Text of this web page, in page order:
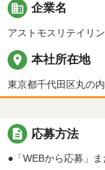
business 企業名
アストモスリテイリ
place 本社所在地
東京都千代田区丸の
description 応募方法
●「WEBから応募」